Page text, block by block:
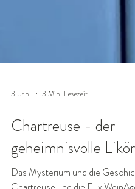
3. Jan.
Chartreuse - der
geheimnisvolle Likör